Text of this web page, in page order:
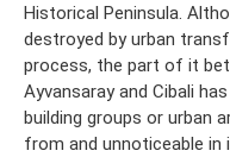
Historical Peninsula.
destroyed by urban
process, the part of it
Ayvansaray and Cibali
building groups or urban
from and unnoticeable